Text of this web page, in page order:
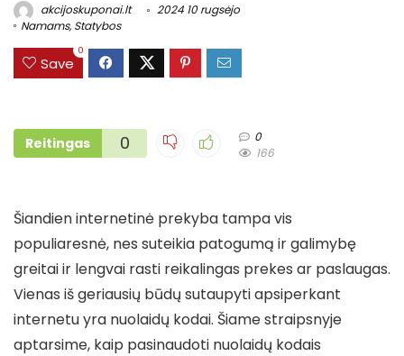
akcijoskuponai.lt
2024 10 rugsėjo
Namams,Statybos
Save
0
Reitingas 0
0
166
Šiandien internetinė prekyba tampa vis
populiaresnė, nes suteikia patogumą ir galimybę
greitai ir lengvai rasti reikalingas prekes ar paslaugas.
Vienas iš geriausių būdų sutaupyti apsiperkant
internetu yra nuolaidų kodai. Šiame straipsnyje
aptarsime, kaip pasinaudoti nuolaidų kodais